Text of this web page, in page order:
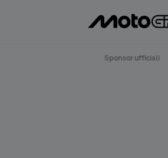
Sponsor ufficiali